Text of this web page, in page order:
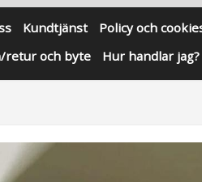
Kundtjänst Policy och
retur och byte
Hur handlar jag?